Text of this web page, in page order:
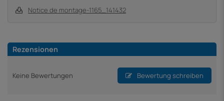
Notice de montage-1165_141432
Rezensionen
Keine Bewertungen Bewertung schreiben